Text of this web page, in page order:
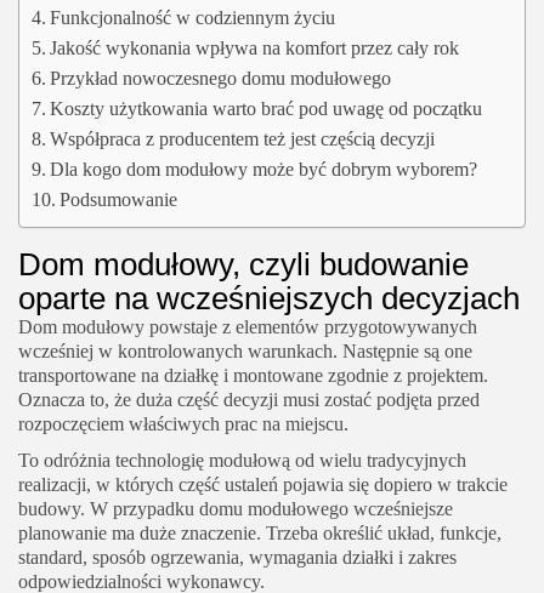
Funkcjonalność w codziennym życiu
Jakość wykonania wpływa na komfort przez cały rok
Przykład nowoczesnego domu modułowego
Koszty użytkowania warto brać pod uwagę od początku
Współpraca z producentem też jest częścią decyzji
Dla kogo dom modułowy może być dobrym wyborem?
Podsumowanie
Dom modułowy, czyli budowanie
oparte na wcześniejszych decyzjach
Dom modułowy powstaje z elementów przygotowywanych
wcześniej w kontrolowanych warunkach. Następnie są one
transportowane na działkę i montowane zgodnie z projektem.
Oznacza to, że duża część decyzji musi zostać podjęta przed
rozpoczęciem właściwych prac na miejscu.
To odróżnia technologię modułową od wielu tradycyjnych
realizacji, w których część ustaleń pojawia się dopiero w trakcie
budowy. W przypadku domu modułowego wcześniejsze
planowanie ma duże znaczenie. Trzeba określić układ, funkcje,
standard, sposób ogrzewania, wymagania działki i zakres
odpowiedzialności wykonawcy.